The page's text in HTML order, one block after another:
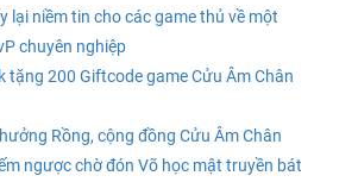
lại niềm tin cho các game thủ về một
chuyên nghiệp
tặng 200 Giftcode game Cửu Âm Chân
Rồng, cộng đồng Cửu Âm Chân
ngược chờ đón Võ học mật truyền bát